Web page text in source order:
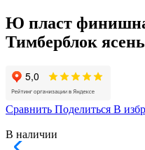
Ю пласт
Тимберблок
Сравнить Поделиться В
В наличии